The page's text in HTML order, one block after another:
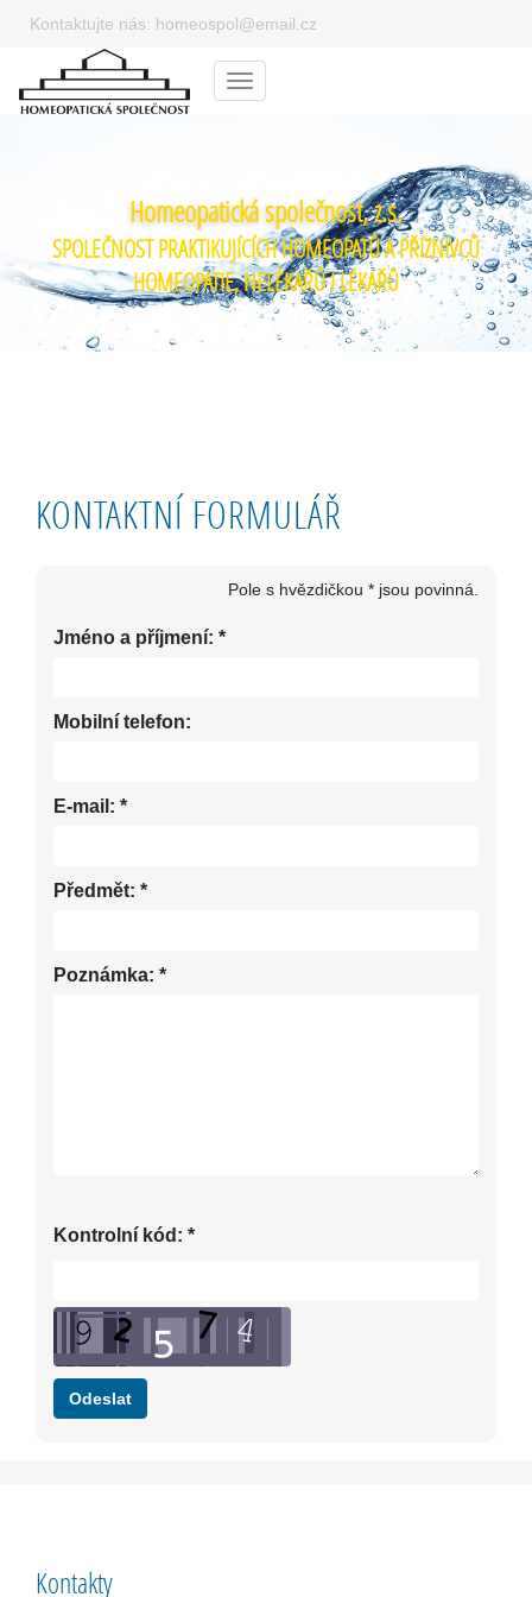
Kontaktujte nás: homeospol@email.cz
Menu
Homeopatická společnost, z.s.
SPOLEČNOST PRAKTIKUJÍCÍCH HOMEOPATŮ A PŘÍZNIVCŮ
HOMEOPATIE, NELÉKAŘŮ I LÉKAŘŮ
KONTAKTNÍ FORMULÁŘ
Pole s hvězdičkou * jsou povinná.
*
Jméno a příjmení:
Mobilní telefon:
*
E-mail:
*
Předmět:
*
Poznámka:
*
Kontrolní kód:
Kontakty